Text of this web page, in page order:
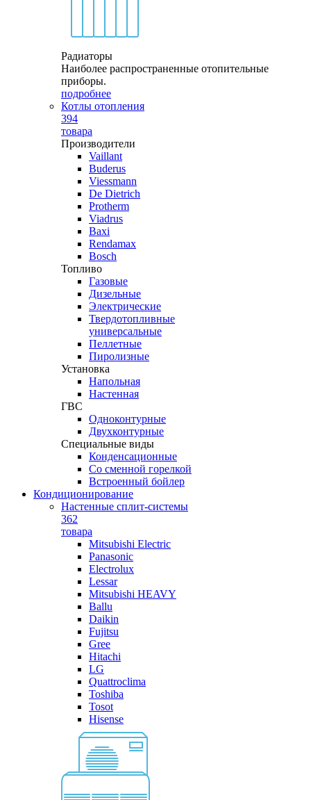
Радиаторы
Наиболее распространенные отопительные
приборы.
подробнее
Котлы отопления
394
товара
Производители
Vaillant
Buderus
Viessmann
De Dietrich
Protherm
Viadrus
Baxi
Rendamax
Bosch
Топливо
Газовые
Дизельные
Электрические
Твердотопливные
универсальные
Пеллетные
Пиролизные
Установка
Напольная
Настенная
ГВС
Одноконтурные
Двухконтурные
Специальные виды
Конденсационные
Со сменной горелкой
Встроенный бойлер
Кондиционирование
Настенные сплит-системы
362
товара
Mitsubishi Electric
Panasonic
Electrolux
Lessar
Mitsubishi HEAVY
Ballu
Daikin
Fujitsu
Gree
Hitachi
LG
Quattroclima
Toshiba
Tosot
Hisense